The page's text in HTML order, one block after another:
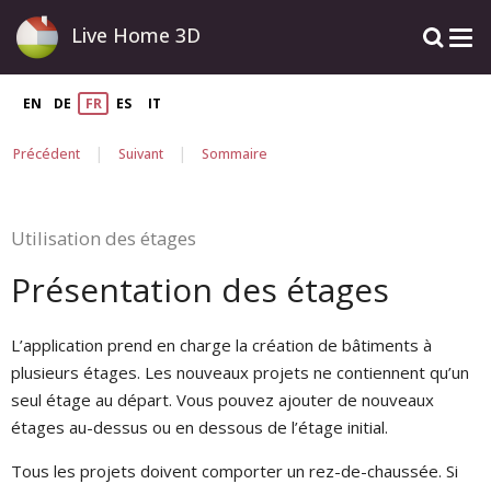
Live Home 3D
EN DE FR ES IT
Précédent | Suivant | Sommaire
Utilisation des étages
Présentation des étages
L’application prend en charge la création de bâtiments à
plusieurs étages. Les nouveaux projets ne contiennent qu’un
seul étage au départ. Vous pouvez ajouter de nouveaux
étages au-dessus ou en dessous de l’étage initial.
Tous les projets doivent comporter un rez-de-chaussée. Si